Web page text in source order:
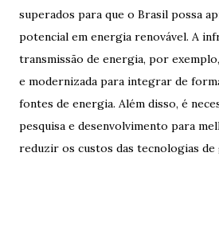
superados para que o Brasil possa
potencial em energia renovável. A
transmissão de energia, por
e modernizada para integrar de
fontes de energia. Além disso, é
pesquisa e desenvolvimento para
reduzir os custos das tecnologias de